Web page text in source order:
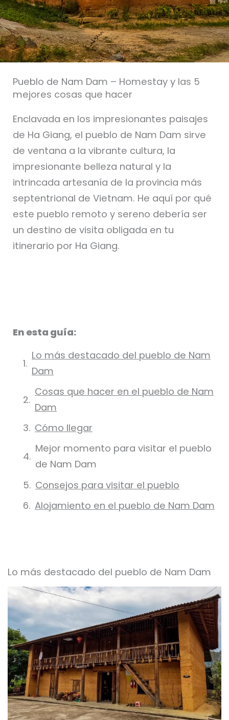
Pueblo de Nam Dam – Homestay y las 5
mejores cosas que hacer
Enclavada en los impresionantes paisajes
de Ha Giang, el pueblo de Nam Dam sirve
de ventana a la vibrante cultura, la
impresionante belleza natural y la
intrincada artesanía de la provincia más
septentrional de Vietnam. He aquí por qué
este pueblo remoto y sereno debería ser
un destino de visita obligada en tu
itinerario por Ha Giang.
En esta guía:
Lo más destacado del pueblo de Nam
Dam
Cosas que hacer en el pueblo de Nam
Dam
Cómo llegar
Mejor momento para visitar el pueblo
de Nam Dam
Consejos para visitar el pueblo
Alojamiento en el pueblo de Nam Dam
Lo más destacado del pueblo de Nam Dam